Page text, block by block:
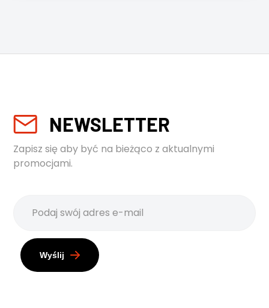
NEWSLETTER
Zapisz się aby być na bieżąco z aktualnymi
promocjami.
Wyślij